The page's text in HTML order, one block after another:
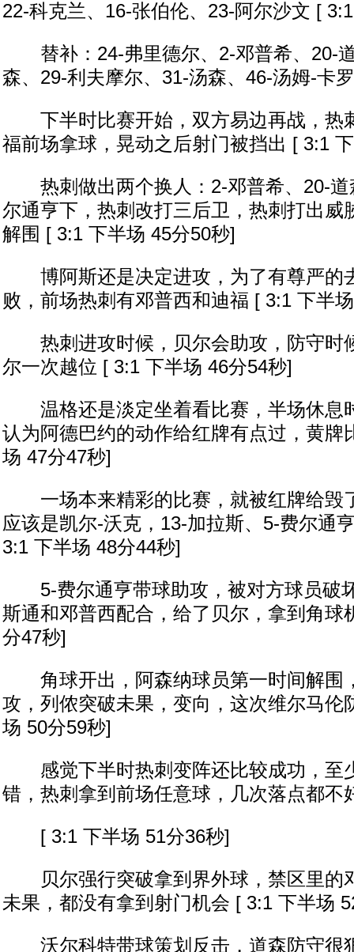
22-科克兰、16-张伯伦、23-阿尔沙文 [
替补：24-弗里德尔、2-邓普希、20-
森、29-利夫摩尔、31-汤森、46-汤姆-卡
下半时比赛开始，双方易边再战，热
福前场拿球，晃动之后射门被挡出 [ 3:1
热刺做出两个换人：2-邓普希、20-道
尔通亨下，热刺改打三后卫，热刺打出威
解围 [ 3:1 下半场 45分50秒]
博阿斯还是决定进攻，为了有尊严的
败，前场热刺有邓普西和迪福 [ 3:1 下半
热刺进攻时候，贝尔会助攻，防守时
尔一次越位 [ 3:1 下半场 46分54秒]
温格还是淡定坐着看比赛，半场休息
认为阿德巴约的动作给红牌有点过，黄牌
场 47分47秒]
一场本来精彩的比赛，就被红牌给毁
应该是凯尔-沃克，13-加拉斯、5-费尔通
3:1 下半场 48分44秒]
5-费尔通亨带球助攻，被对方球员破
斯通和邓普西配合，给了贝尔，拿到角球
分47秒]
角球开出，阿森纳球员第一时间解围
攻，列侬突破未果，变向，这次维尔马伦
场 50分59秒]
感觉下半时热刺变阵还比较成功，至
错，热刺拿到前场任意球，几次落点都不
[ 3:1 下半场 51分36秒]
贝尔强行突破拿到界外球，禁区里的
未果，都没有拿到射门机会 [ 3:1 下半场
沃尔科特带球策划反击，道森防守很